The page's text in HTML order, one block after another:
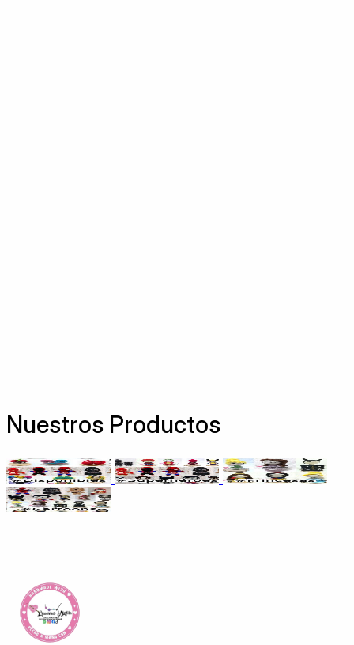
Nuestros Productos